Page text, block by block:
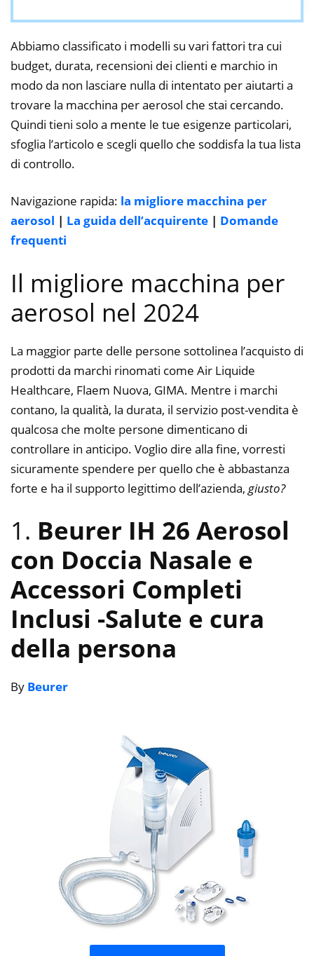
Abbiamo classificato i modelli su vari fattori tra cui
budget, durata, recensioni dei clienti e marchio in
modo da non lasciare nulla di intentato per aiutarti a
trovare la macchina per aerosol che stai cercando.
Quindi tieni solo a mente le tue esigenze particolari,
sfoglia l’articolo e scegli quello che soddisfa la tua lista
di controllo.
Navigazione rapida: la migliore macchina per
aerosol | La guida dell’acquirente | Domande
frequenti
Il migliore macchina per
aerosol nel 2024
La maggior parte delle persone sottolinea l’acquisto di
prodotti da marchi rinomati come Air Liquide
Healthcare, Flaem Nuova, GIMA. Mentre i marchi
contano, la qualità, la durata, il servizio post-vendita è
qualcosa che molte persone dimenticano di
controllare in anticipo. Voglio dire alla fine, vorresti
sicuramente spendere per quello che è abbastanza
forte e ha il supporto legittimo dell’azienda, giusto?
1. Beurer IH 26 Aerosol
con Doccia Nasale e
Accessori Completi
Inclusi -Salute e cura
della persona
By Beurer